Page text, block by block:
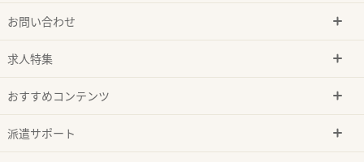
お問い合わせ
求人特集
おすすめコンテンツ
派遣サポート